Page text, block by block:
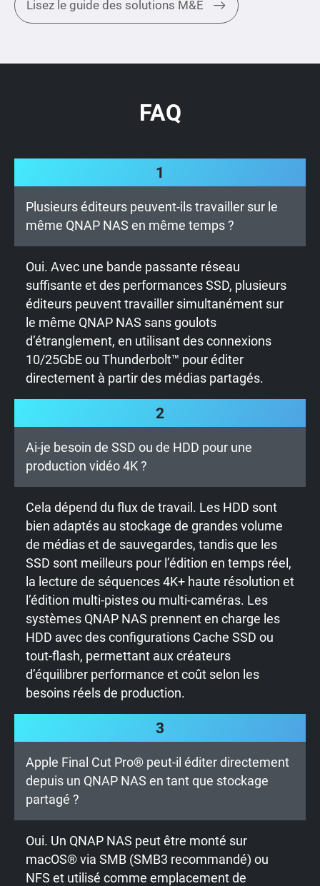
Lisez le guide des solutions M&E
FAQ
1
Plusieurs éditeurs peuvent-ils travailler sur le
même QNAP NAS en même temps ?
Oui. Avec une bande passante réseau
suffisante et des performances SSD, plusieurs
éditeurs peuvent travailler simultanément sur
le même QNAP NAS sans goulots
d’étranglement, en utilisant des connexions
10/25GbE ou Thunderbolt™ pour éditer
directement à partir des médias partagés.
2
Ai-je besoin de SSD ou de HDD pour une
production vidéo 4K ?
Cela dépend du flux de travail. Les HDD sont
bien adaptés au stockage de grandes volume
de médias et de sauvegardes, tandis que les
SSD sont meilleurs pour l’édition en temps réel,
la lecture de séquences 4K+ haute résolution et
l’édition multi-pistes ou multi-caméras. Les
systèmes QNAP NAS prennent en charge les
HDD avec des configurations Cache SSD ou
tout-flash, permettant aux créateurs
d’équilibrer performance et coût selon les
besoins réels de production.
3
Apple Final Cut Pro® peut-il éditer directement
depuis un QNAP NAS en tant que stockage
partagé ?
Oui. Un QNAP NAS peut être monté sur
macOS® via SMB (SMB3 recommandé) ou
NFS et utilisé comme emplacement de